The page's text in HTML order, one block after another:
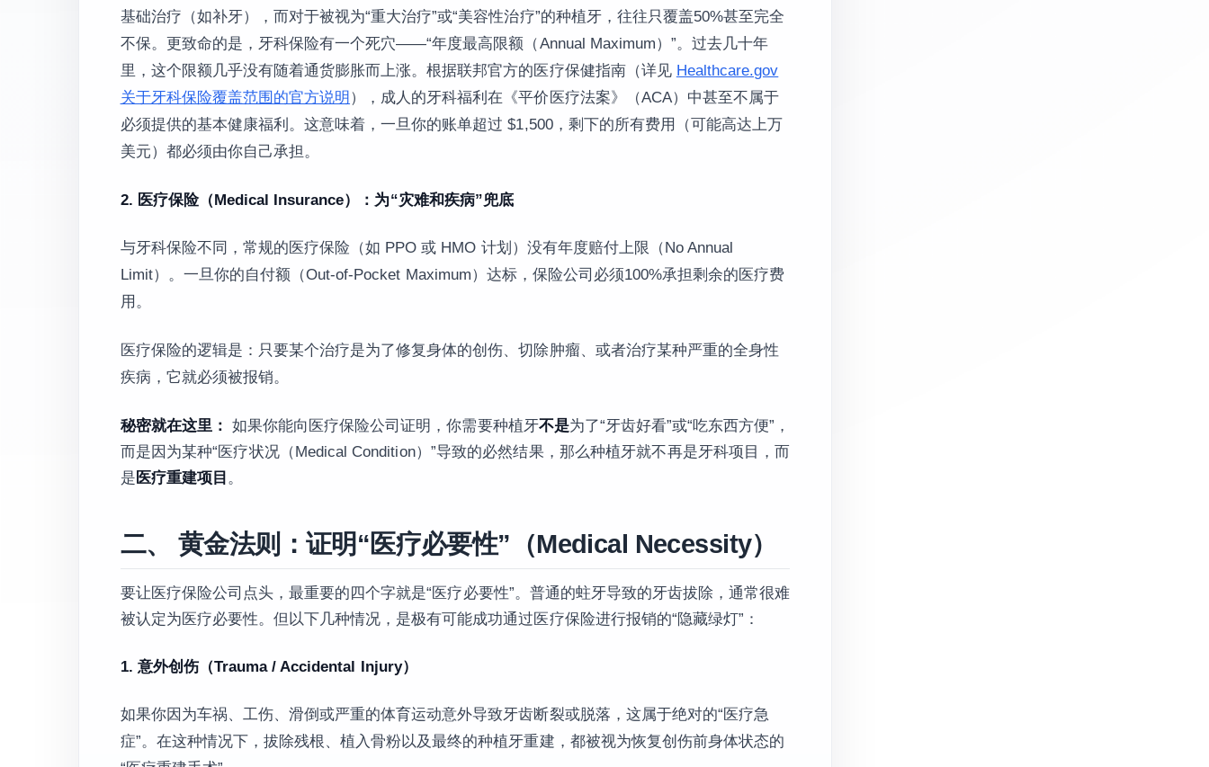
基础治疗（如补牙），而对于被视为“重大治疗”或“美容性治疗”的种植牙，往往只覆盖50%甚至完全
不保。更致命的是，牙科保险有一个死穴——“年度最高限额（Annual Maximum）”。过去几十年
里，这个限额几乎没有随着通货膨胀而上涨。根据联邦官方的医疗保健指南（详见 Healthcare.gov
关于牙科保险覆盖范围的官方说明 ），成人的牙科福利在《平价医疗法案》（ACA）中甚至不属于
必须提供的基本健康福利。这意味着，一旦你的账单超过 $1,500，剩下的所有费用（可能高达上万
美元）都必须由你自己承担。
2. 医疗保险（Medical Insurance）：为“灾难和疾病”兜底
与牙科保险不同，常规的医疗保险（如 PPO 或 HMO 计划）没有年度赔付上限（No Annual
Limit）。一旦你的自付额（Out-of-Pocket Maximum）达标，保险公司必须100%承担剩余的医疗费
用。
医疗保险的逻辑是：只要某个治疗是为了修复身体的创伤、切除肿瘤、或者治疗某种严重的全身性
疾病，它就必须被报销。
秘密就在这里： 如果你能向医疗保险公司证明，你需要种植牙不是为了“牙齿好看”或“吃东西方便”，
而是因为某种“医疗状况（Medical Condition）”导致的必然结果，那么种植牙就不再是牙科项目，而
是 医疗重建项目 。
二、 黄金法则：证明“医疗必要性”（Medical Necessity）
要让医疗保险公司点头，最重要的四个字就是“医疗必要性”。普通的蛀牙导致的牙齿拔除，通常很难
被认定为医疗必要性。但以下几种情况，是极有可能成功通过医疗保险进行报销的“隐藏绿灯”：
1. 意外创伤（Trauma / Accidental Injury）
如果你因为车祸、工伤、滑倒或严重的体育运动意外导致牙齿断裂或脱落，这属于绝对的“医疗急
症”。在这种情况下，拔除残根、植入骨粉以及最终的种植牙重建，都被视为恢复创伤前身体状态的